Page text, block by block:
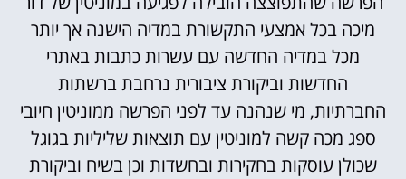
מיכה בכל אמצעי התקשורת במדיה הישנה אך יותר
מכל במדיה החדשה עם עשרות כתבות באתרי
החדשות וביקורת ציבורית נרחבת ברשתות
החברתיות, מי שנהנה עד לפני הפרשה ממוניטין חיובי
ספג מכה קשה למוניטין עם תוצאות שליליות בגוגל
שכולן עוסקות בחקירות ובחשדות וכן בשיח וביקורת